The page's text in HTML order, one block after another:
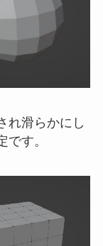
れ滑らかにし
す。